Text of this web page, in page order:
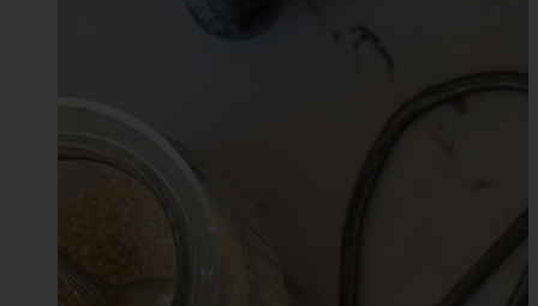
Zwetschgenkuchen mit Walnüssen und Streuseln